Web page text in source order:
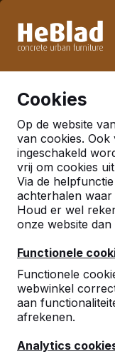
week 33. Houdt u
Cookies
Op de website
van cookies. Ook
ingeschakeld
vrij om cookies
Via de
achterhalen
Houd er wel
onze website
Functionele
Functionele
webwinkel
aan
afrekenen.
Analytics
Al meer